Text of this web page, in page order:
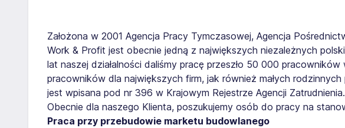
Założona w 2001 Agencja Pracy Tymczasowej, Agencja
Work & Profit jest obecnie jedną z największych niezależnych
lat naszej działalności daliśmy pracę przeszło 50 000 pracowników
pracowników dla największych firm, jak również małych
jest wpisana pod nr 396 w Krajowym Rejestrze Agencji Zatrudnienia.
Obecnie dla naszego Klienta, poszukujemy osób do pracy na
Praca przy przebudowie marketu budowlanego